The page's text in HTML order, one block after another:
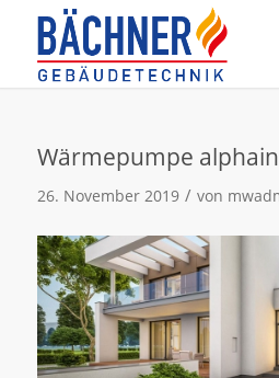
Wärmepumpe
26. November 2019 / von